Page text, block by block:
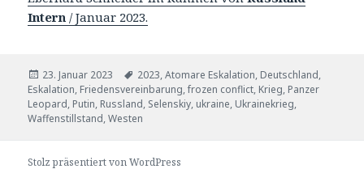
Intern / Januar 2023.
Veröffentlicht
am
23. Januar 2023 Tags
2023,Atomare Eskalation, Deutschland,
Eskalation, Friedensvereinbarung,frozen conflict, Krieg, Panzer
Leopard, Putin, Russland, Selenskiy, ukraine, Ukrainekrieg,
Waffenstillstand,Westen
Stolz präsentiert von WordPress